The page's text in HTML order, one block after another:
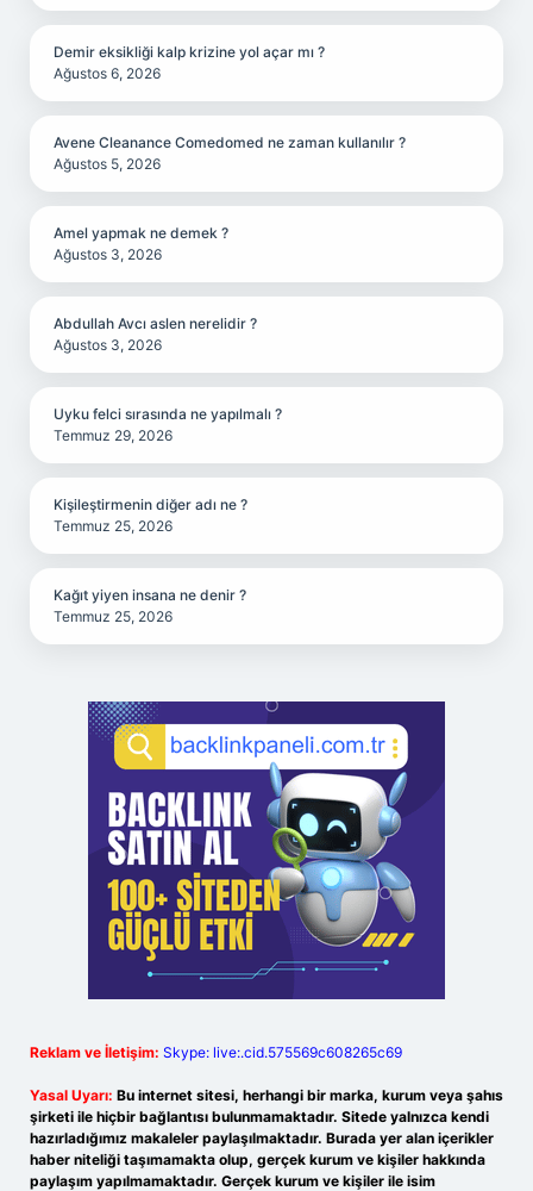
Demir eksikliği kalp krizine yol açar mı ?
Ağustos 6, 2026
Avene Cleanance Comedomed ne zaman kullanılır ?
Ağustos 5, 2026
Amel yapmak ne demek ?
Ağustos 3, 2026
Abdullah Avcı aslen nerelidir ?
Ağustos 3, 2026
Uyku felci sırasında ne yapılmalı ?
Temmuz 29, 2026
Kişileştirmenin diğer adı ne ?
Temmuz 25, 2026
Kağıt yiyen insana ne denir ?
Temmuz 25, 2026
Reklam ve İletişim: Skype: live:.cid.575569c608265c69
Yasal Uyarı: Bu internet sitesi, herhangi bir marka, kurum veya şahıs
şirketi ile hiçbir bağlantısı bulunmamaktadır. Sitede yalnızca kendi
hazırladığımız makaleler paylaşılmaktadır. Burada yer alan içerikler
haber niteliği taşımamakta olup, gerçek kurum ve kişiler hakkında
paylaşım yapılmamaktadır. Gerçek kurum ve kişiler ile isim